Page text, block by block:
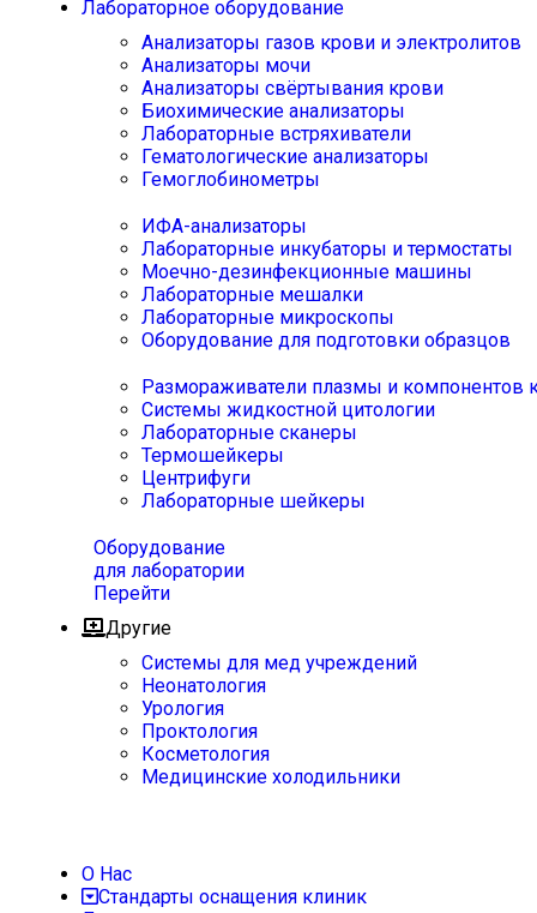
Лабораторное оборудование
Анализаторы газов крови и электролитов
Анализаторы мочи
Анализаторы свёртывания крови
Биохимические анализаторы
Лабораторные встряхиватели
Гематологические анализаторы
Гемоглобинометры
ИФА-анализаторы
Лабораторные инкубаторы и термостаты
Моечно-дезинфекционные машины
Лабораторные мешалки
Лабораторные микроскопы
Оборудование для подготовки образцов
Размораживатели плазмы и компонентов
Системы жидкостной цитологии
Лабораторные сканеры
Термошейкеры
Центрифуги
Лабораторные шейкеры
Оборудование
для лаборатории
Перейти
Другие
Системы для мед учреждений
Неонатология
Урология
Проктология
Косметология
Медицинские холодильники
О Нас
Стандарты оснащения клиник